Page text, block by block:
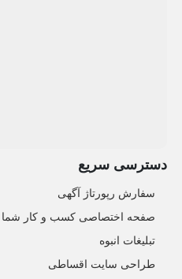
دسترسی سریع
سفارش رپورتاژ آگهی
صفحه اختصاصی کسب و کار شما
تبلیغات انبوه
طراحی سایت اقساطی